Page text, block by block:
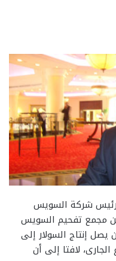
شركة السويس
من مجمع تفحيم السويس
يصل إنتاج السولار إلى
الجارى، لافتا إلى أن